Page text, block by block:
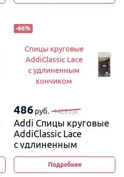
-66%
Спицы круговые
AddiClassic Lace
с удлиненным
кончиком
486 руб. 1428руб.
Addi Спицы круговые
AddiClassic Lace
с удлиненным
кончиком
Подробнее